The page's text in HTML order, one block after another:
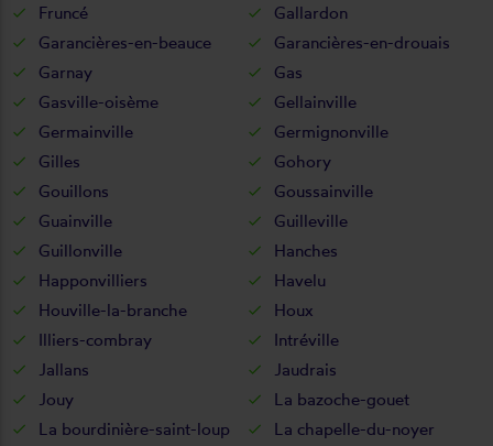
Fruncé
Gallardon
Garancières-en-beauce
Garancières-en-drouais
Garnay
Gas
Gasville-oisème
Gellainville
Germainville
Germignonville
Gilles
Gohory
Gouillons
Goussainville
Guainville
Guilleville
Guillonville
Hanches
Happonvilliers
Havelu
Houville-la-branche
Houx
Illiers-combray
Intréville
Jallans
Jaudrais
Jouy
La bazoche-gouet
La bourdinière-saint-loup
La chapelle-du-noyer